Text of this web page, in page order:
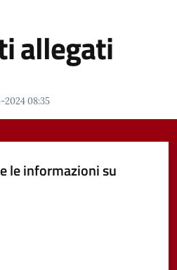
allegati
2024 08:35
le informazioni su